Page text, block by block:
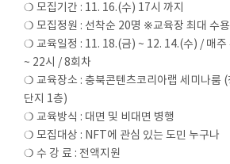
❍ 모집기간 : 11. 16.(수) 17시 까지
❍ 모집정원 : 선착순 20명 ※교육장 최대 수
❍ 교육일정 : 11. 18.(금) ~ 12. 14.(수) / 매주
~ 22시 / 8회차
❍ 교육장소 : 충북콘텐츠코리아랩 세미나룸 (
단지 1층)
❍ 교육방식 : 대면 및 비대면 병행
❍ 모집대상 : NFT에 관심 있는 도민 누구나
❍ 수 강 료 : 전액지원